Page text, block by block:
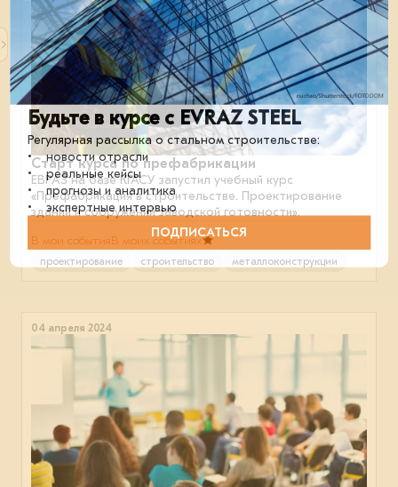
Старт курса по префабрикации
ЕВРАЗ на базе КГАСУ запустил учебный курс
«Префабрикация в строительстве. Проектирование
зданий и сооружений заводской готовности».
В мои событияВ моих событиях
проектирование строительство металлоконструкции
04 апреля 2024
Будьте в курсе с EVRAZ STEEL
Регулярная рассылка о стальном строительстве:
• новости отрасли
• реальные кейсы
• прогнозы и аналитика
• экспертные интервью
ПОДПИСАТЬСЯ